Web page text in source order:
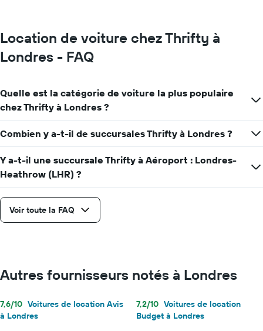
le
1
indiquent
le
d'une
voiture
de
location
journée
Location de voiture chez Thrifty à
Londres - FAQ
Quelle est la catégorie de voiture la plus populaire
chez Thrifty à Londres ?
Combien y a-t-il de succursales Thrifty à Londres ?
Y a-t-il une succursale Thrifty à Aéroport : Londres-
Heathrow (LHR) ?
Voir toute la FAQ
Autres fournisseurs notés à Londres
7,6/10 Voitures de location Avis
à Londres
7,2/10 Voitures de location
Budget à Londres